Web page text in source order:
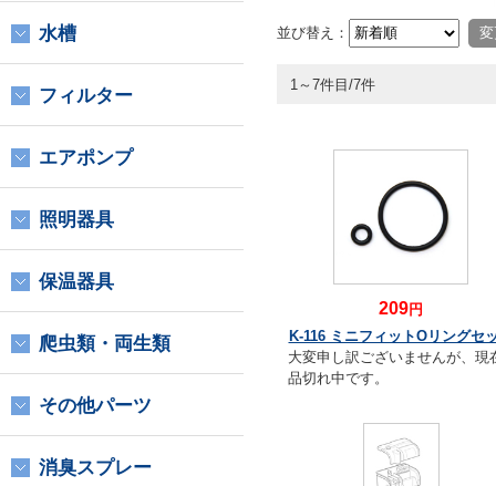
並び替え：
1～7件目/7件
209円
K-116 ミニフィットОリングセ
大変申し訳ございませんが、現
品切れ中です。
水槽
フィルター
エアポンプ
照明器具
保温器具
爬虫類・両生類
その他パーツ
消臭スプレー